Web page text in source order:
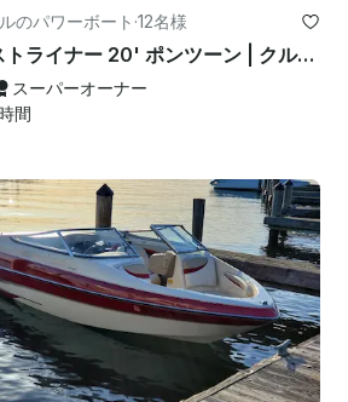
のパワーボート ·12名様
クレストライナー 20' ポンツーン | クルーズレイクユニオンとレイクワシントン!
スーパーオーナー
間